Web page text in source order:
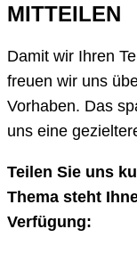
MITTEILEN
Damit wir Ihren
freuen wir uns
Vorhaben. Das
uns eine
Teilen Sie uns
Thema steht
Verfügung: